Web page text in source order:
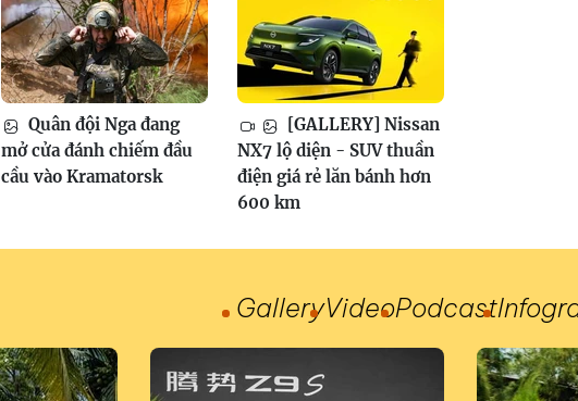
Quân đội Nga đang
mở cửa đánh chiếm đầu
cầu vào Kramatorsk
[GALLERY] Nissan
NX7 lộ diện - SUV thuần
điện giá rẻ lăn bánh hơn
600 km
GalleryVideoPodcast